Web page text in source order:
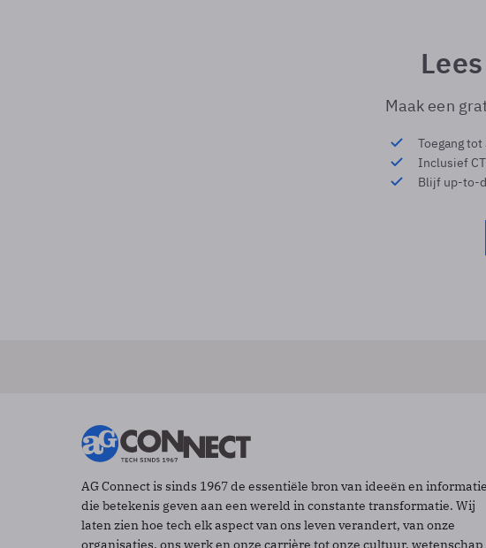
Maak een
Toegang tot
Inclusief
Blijf up-to-
AG Connect is sinds 1967 de essentiële bron van ideeën en informatie
die betekenis geven aan een wereld in constante transformatie. Wij
laten zien hoe tech elk aspect van ons leven verandert, van onze
organisaties, ons werk en onze carrière tot onze cultuur, wetenschap